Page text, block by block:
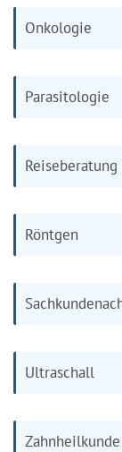
Onkologie
Parasitologie
Reiseberatung
Röntgen
Ultraschall
Zahnheilkunde